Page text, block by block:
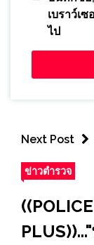
เบราว์เ
ไป
Next Post
ข่าวตำรวจ